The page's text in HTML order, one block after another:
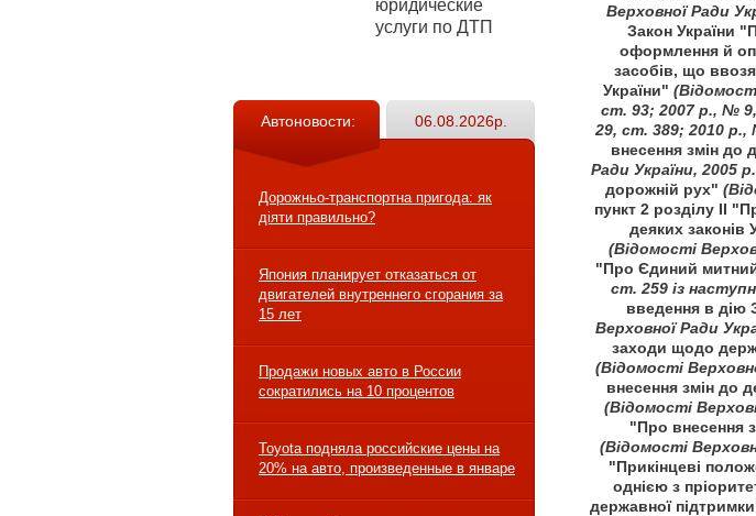
юридические
услуги по ДТП
Автоновости: 06.08.2026р.
Дорожньо-транспортна пригода: як
діяти правильно?
Япония планирует отказаться от
двигателей внутреннего сгорания за
15 лет
Продажи новых авто в России
сократились на 10 процентов
Toyota подняла российские цены на
20% на авто, произведенные в январе
Верховної Ради
Закон України
оформлення й
засобів, що
України"
ст. 93; 2007 р., №
29, ст. 389; 2010
внесення змін до
Ради України, 2005
дорожній рух"
пункт 2 розділу ІІ
деяких
(Відомості
"Про Єдиний
ст. 259 із
введення в дію
Верховної Ради
заходи щодо
(Відомості
внесення змін до
(Відомості
"Про внесення
(Відомості
"Прикінцеві
однією з
державної